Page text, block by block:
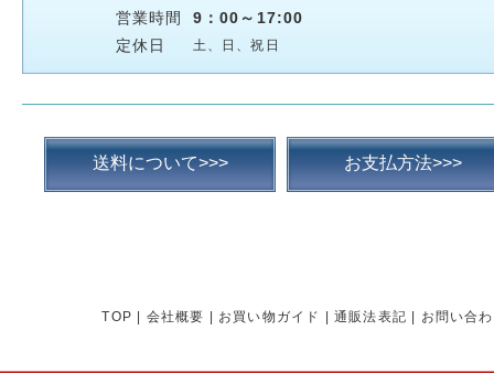
営業時間
9：00～17:00
定休日
土、日、祝日
送料について>>> お支払方法>>>
TOP 会社概要 お買い物ガイド 通販法表記 お問い合